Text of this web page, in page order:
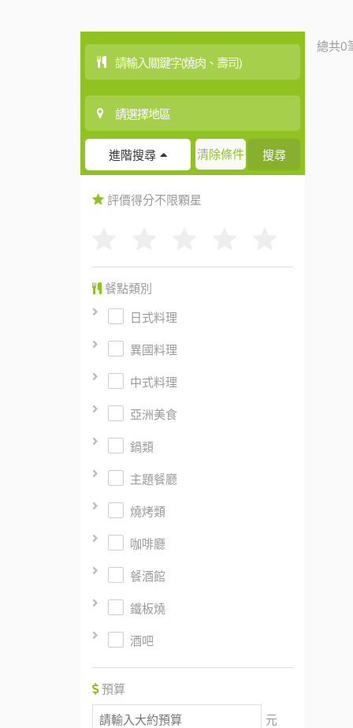
進階搜尋 清除條件 搜尋
評價得分不限顆星
餐點類別
日式料理
異國料理
中式料理
亞洲美食
鍋類
主題餐廳
燒烤類
咖啡廳
餐酒館
鐵板燒
酒吧
預算
元
總共0